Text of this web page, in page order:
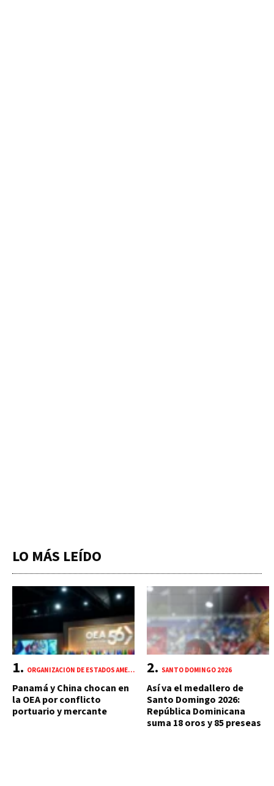
LO MÁS LEÍDO
ORGANIZACIÓN DE ESTADOS AMERICANOS (OEA)
Panamá y China chocan en
la OEA por conflicto
portuario y mercante
SANTO DOMINGO 2026
Así va el medallero de
Santo Domingo 2026:
República Dominicana
suma 18 oros y 85 preseas